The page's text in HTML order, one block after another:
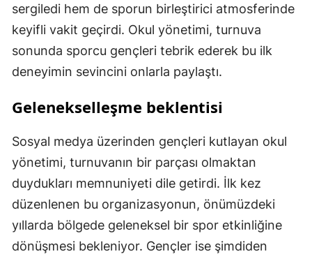
sergiledi hem de sporun birleştirici atmosferinde
keyifli vakit geçirdi. Okul yönetimi, turnuva
sonunda sporcu gençleri tebrik ederek bu ilk
deneyimin sevincini onlarla paylaştı.
Gelenekselleşme beklentisi
Sosyal medya üzerinden gençleri kutlayan okul
yönetimi, turnuvanın bir parçası olmaktan
duydukları memnuniyeti dile getirdi. İlk kez
düzenlenen bu organizasyonun, önümüzdeki
yıllarda bölgede geleneksel bir spor etkinliğine
dönüşmesi bekleniyor. Gençler ise şimdiden